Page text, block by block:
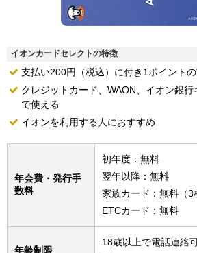
イオンカードセレクトの特徴
支払い200円（税込）に付き1ポイント
クレジットカード、WAON、イオン銀
で使える
イオンを利用する人におすすめ
年会費・発行手
数料
初年度：無料
翌年以降：無料
家族カード：無料（3
ETCカード：無料
年齢制限
18歳以上で電話連絡